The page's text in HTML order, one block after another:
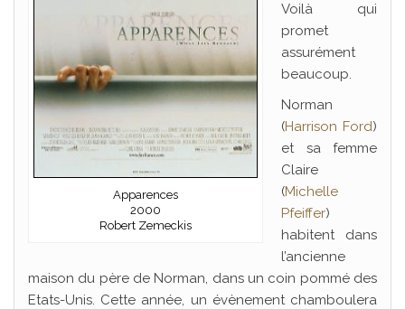
Apparences
2000
Robert Zemeckis
Voilà qui
promet
assurément
beaucoup.
Norman
(Harrison Ford)
et sa femme
Claire
(Michelle
Pfeiffer)
habitent dans
l’ancienne
maison du père de Norman, dans un coin pommé des
Etats-Unis. Cette année, un évènement chamboulera